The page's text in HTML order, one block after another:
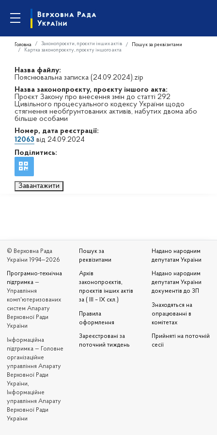
Головна Законопроєкти, проєкти інших актів
Пошук за реквізитами
Картка законопроєкту, проєкту іншого акта
Назва файлу:
Пояснювальна записка (24.09.2024).zip
Назва законопроєкту, проєкту іншого акта:
Проєкт Закону про внесення змін до статті 292
Цивільного процесуального кодексу України щодо
стягнення необґрунтованих активів, набутих двома або
більше особами
Номер, дата реєстрації:
12063 від 24.09.2024
Поділитись:
Завантажити
© Верховна Рада
України 1994—2026
Програмно-технічна
підтримка —
Управління
комп'ютеризованих
систем Апарату
Верховної Ради
України
Iнформаційна
підтримка — Головне
організаційне
управління Апарату
Верховної Ради
України,
Інформаційне
управління Апарату
Верховної Ради
України
Пошук за
реквізитами
Архів
законопроєктів,
проєктів інших актів
за ( III – IX скл.)
Правила
оформлення
Зареєстровані за
поточний тиждень
Надано народним
депутатам України
Надано народним
депутатам України
документів до ЗП
Знаходяться на
опрацюванні в
комітетах
Прийняті на поточній
сесії